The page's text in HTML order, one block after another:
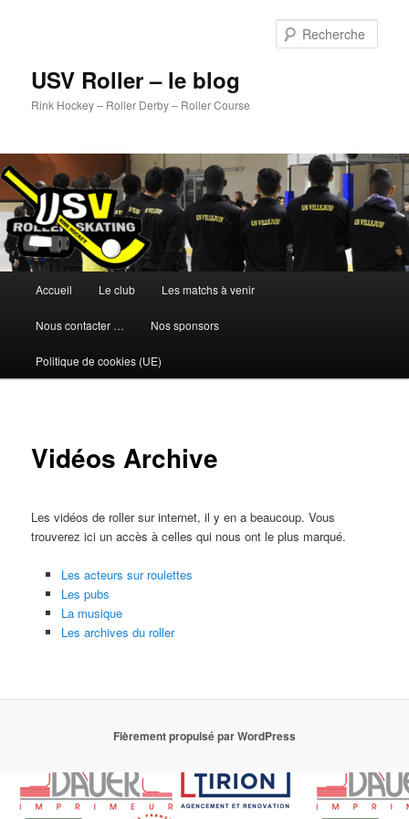
USV Roller – le blog
Rink Hockey – Roller Derby – Roller Course
principal
Accueil Le club Les matchs à venir
Nous contacter … Nos sponsors
Politique de cookies (UE)
Vidéos Archive
Les vidéos de roller sur internet, il y en a beaucoup. Vous
trouverez ici un accès à celles qui nous ont le plus marqué.
Les acteurs sur roulettes
Les pubs
La musique
Les archives du roller
Fièrement propulsé par WordPress